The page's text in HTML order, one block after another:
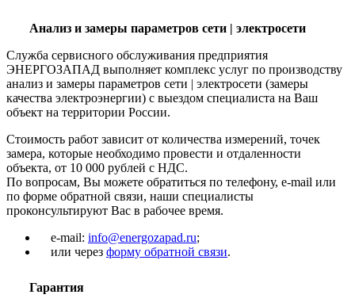
Анализ и замеры параметров сети | электросети
Служба сервисного обслуживания предприятия
ЭНЕРГОЗАПАД выполняет комплекс услуг по производству
анализ и замеры параметров сети | электросети (замеры
качества электроэнергии) с выездом специалиста на Ваш
объект на территории России.
Стоимость работ зависит от количества измерений, точек
замера, которые необходимо провести и отдаленности
объекта, от 10 000 рублей с НДС.
По вопросам, Вы можете обратиться по телефону, e-mail или
по форме обратной связи, наши специалисты
проконсультируют Вас в рабочее время.
e-mail: info@energozapad.ru;
или через форму обратной связи.
Гарантия